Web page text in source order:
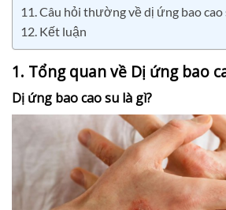
11. Câu hỏi thường về dị ứng bao cao
12. Kết luận
1. Tổng quan về Dị ứng bao
Dị ứng bao cao su là gì?